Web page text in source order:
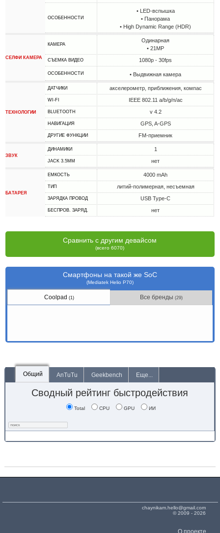
ОСОБЕННОСТИ
• LED-вспышка
• Панорама
• High Dynamic Range (HDR)
СЕЛФИ КАМЕРА
КАМЕРА
Одинарная
• 21MP
СЪЕМКА ВИДЕО 1080p - 30fps
ОСОБЕННОСТИ • Выдвижная камера
ТЕХНОЛОГИИ
ДАТЧИКИ акселерометр, приближения, компас
WI-FI IEEE 802.11 a/b/g/n/ac
BLUETOOTH v 4.2
НАВИГАЦИЯ GPS, A-GPS
ДРУГИЕ ФУНКЦИИ FM-приемник
ЗВУК
ДИНАМИКИ 1
JACK 3.5MM нет
БАТАРЕЯ
ЕМКОСТЬ 4000 mAh
ТИП литий-полимерная, несъемная
ЗАРЯДКА ПРОВОД USB Type-C
БЕСПРОВ. ЗАРЯД. нет
Сравнить с другим девайсом
(всего 6070)
Смартфоны на такой же SoC
(Mediatek Helio P70)
Coolpad (1) Все бренды(29)
Общий AnTuTu Geekbench Еще...
Сводный рейтинг быстродействия
Total CPU GPU ИИ
chaynikam.hello@gmail.com
© 2009 - 2026
О проекте